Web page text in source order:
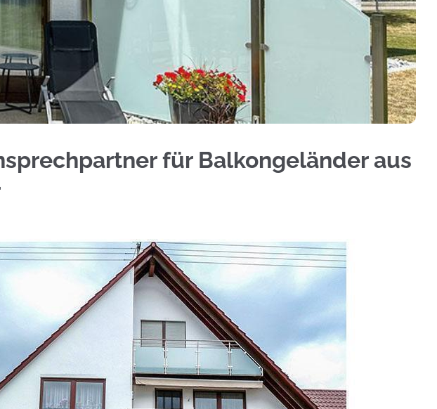
sowie ✓Geländerbau, Aluminium Sichtschutz,
für Balkongeländer aus